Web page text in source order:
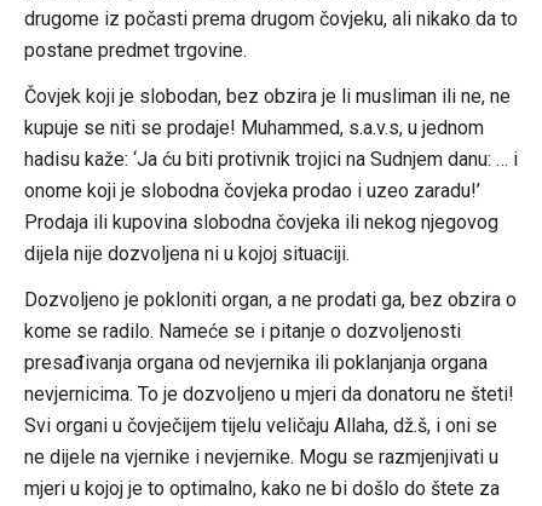
drugome iz počasti prema drugom čovjeku, ali nikako da to
postane predmet trgovine.
Čovjek koji je slobodan, bez obzira je li musliman ili ne, ne
kupuje se niti se prodaje! Muhammed, s.a.v.s, u jednom
hadisu kaže: ‘Ja ću biti protivnik trojici na Sudnjem danu: … i
onome koji je slobodna čovjeka prodao i uzeo zaradu!’
Prodaja ili kupovina slobodna čovjeka ili nekog njegovog
dijela nije dozvoljena ni u kojoj situaciji.
Dozvoljeno je pokloniti organ, a ne prodati ga, bez obzira o
kome se radilo. Nameće se i pitanje o dozvoljenosti
presađivanja organa od nevjernika ili poklanjanja organa
nevjernicima. To je dozvoljeno u mjeri da donatoru ne šteti!
Svi organi u čovječijem tijelu veličaju Allaha, dž.š, i oni se
ne dijele na vjernike i nevjernike. Mogu se razmjenjivati u
mjeri u kojoj je to optimalno, kako ne bi došlo do štete za